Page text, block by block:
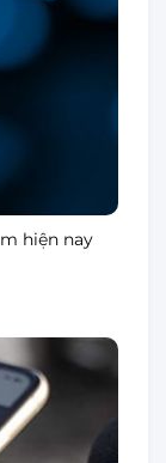
hiện nay